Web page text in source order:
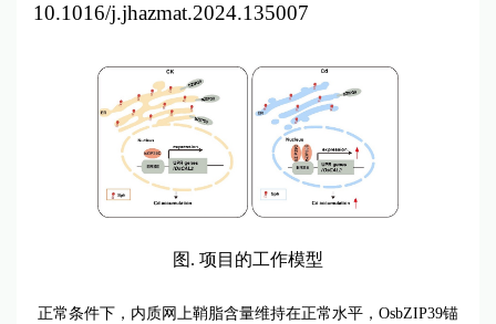
10.1016/j.jhazmat.2024.135007
图. 项目的工作模型
正常条件下，内质网上鞘脂含量维持在正常水平，OsbZIP39锚